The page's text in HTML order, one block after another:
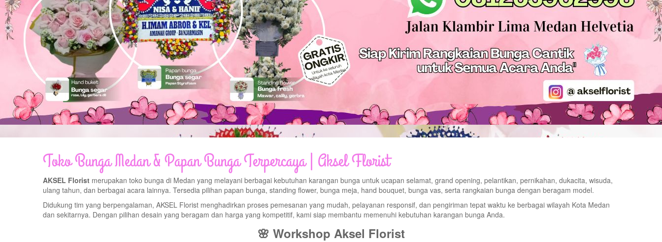
Toko Bunga Medan & Papan Bunga Terpercaya | Aksel Florist
AKSEL Florist merupakan toko bunga di Medan yang melayani berbagai kebutuhan karangan bunga untuk ucapan selamat, grand opening, pelantikan, pernikahan, dukacita, wisuda,
ulang tahun, dan berbagai acara lainnya. Tersedia pilihan papan bunga, standing flower, bunga meja, hand bouquet, bunga vas, serta rangkaian bunga dengan beragam model.
Didukung tim yang berpengalaman, AKSEL Florist menghadirkan proses pemesanan yang mudah, pelayanan responsif, dan pengiriman tepat waktu ke berbagai wilayah Kota Medan
dan sekitarnya. Dengan pilihan desain yang beragam dan harga yang kompetitif, kami siap membantu memenuhi kebutuhan karangan bunga Anda.
🌸 Workshop Aksel Florist